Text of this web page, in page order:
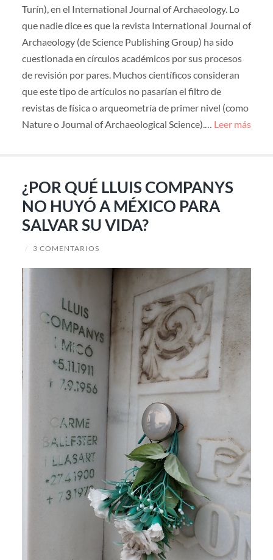
Turín), en el International Journal of Archaeology. Lo
que nadie dice es que la revista International Journal of
Archaeology (de Science Publishing Group) ha sido
cuestionada en círculos académicos por sus procesos
de revisión por pares. Muchos científicos consideran
que este tipo de artículos no pasarían el filtro de
revistas de física o arqueometría de primer nivel (como
Nature o Journal of Archaeological Science).… Leer más
¿POR QUÉ LLUIS COMPANYS
NO HUYÓ A MÉXICO PARA
SALVAR SU VIDA?
/ 3 COMENTARIOS